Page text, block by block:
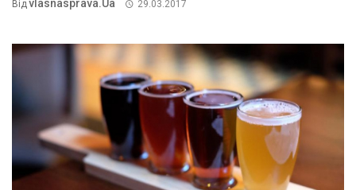
Від Vlasnasprava.ua 29.03.2017